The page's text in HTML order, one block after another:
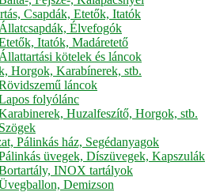
Csapdák, Etetők, Itatók
Állatcsapdák, Élvefogók
Itatók, Madáretető
Állattartási kötelek és láncok
Horgok, Karabínerek, stb.
láncok
folyólánc
Huzalfeszítő, Horgok, stb.
Szögek
Pálinkás ház, Segédanyagok
üvegek, Díszüvegek, Kapszulák
INOX tartályok
Demizson